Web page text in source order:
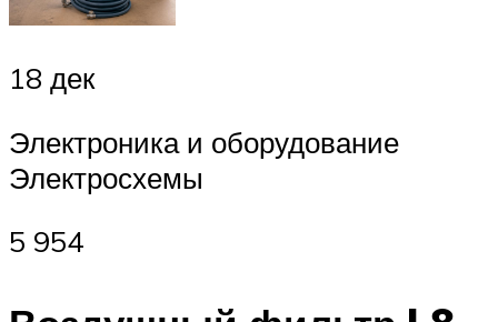
18 дек
Электроника и оборудование
Электросхемы
5 954